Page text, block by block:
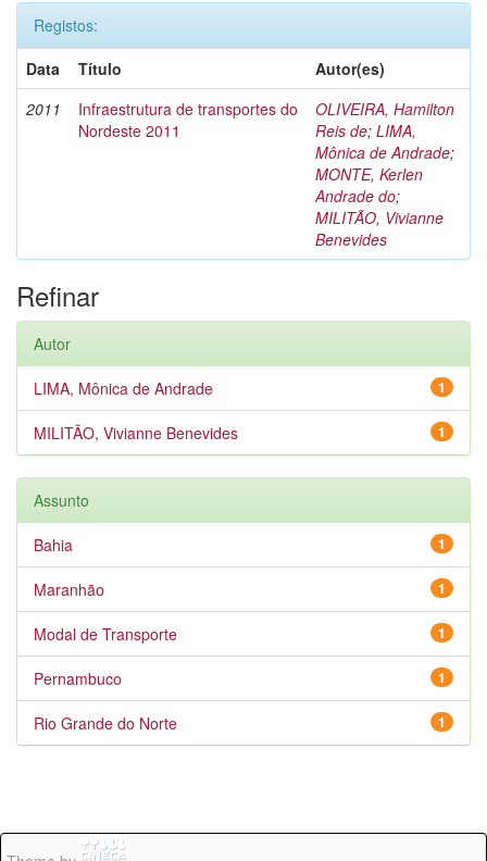
Registos:
Data
Título
Autor(es)
2011
Infraestrutura de transportes do
Nordeste 2011
OLIVEIRA, Hamilton
Reis de; LIMA,
Mônica de Andrade;
MONTE, Kerlen
Andrade do;
MILITÃO, Vivianne
Benevides
Refinar
Autor
1
LIMA, Mônica de Andrade
1
MILITÃO, Vivianne Benevides
Assunto
1
Bahia
1
Maranhão
1
Modal de Transporte
1
Pernambuco
1
Rio Grande do Norte